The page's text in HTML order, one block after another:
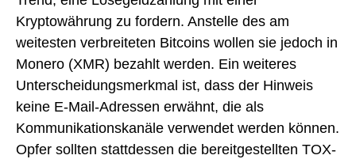
Kryptowährung zu fordern. Anstelle des am
weitesten verbreiteten Bitcoins wollen sie jedoch in
Monero (XMR) bezahlt werden. Ein weiteres
Unterscheidungsmerkmal ist, dass der Hinweis
keine E-Mail-Adressen erwähnt, die als
Kommunikationskanäle verwendet werden können.
Opfer sollten stattdessen die bereitgestellten TOX-